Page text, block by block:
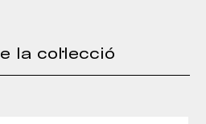
la col·lecció